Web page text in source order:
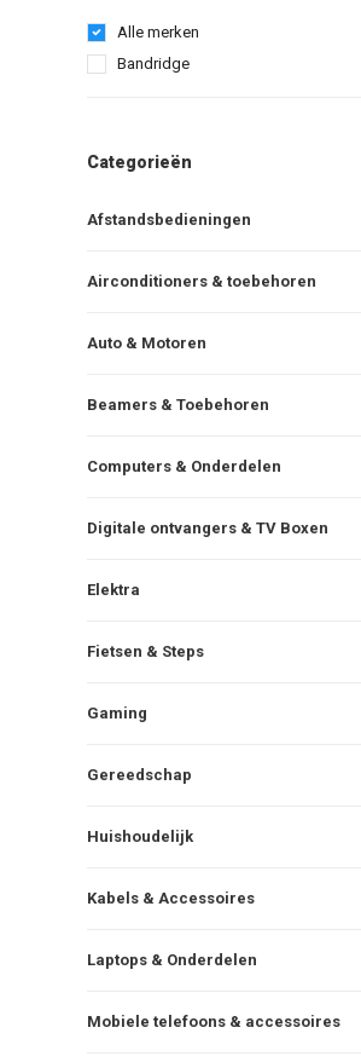
Alle merken
Bandridge
Categorieën
Afstandsbedieningen
Airconditioners & toebehoren
Auto & Motoren
Beamers & Toebehoren
Computers & Onderdelen
Digitale ontvangers & TV Boxen
Elektra
Fietsen & Steps
Gaming
Gereedschap
Huishoudelijk
Kabels & Accessoires
Laptops & Onderdelen
Mobiele telefoons & accessoires